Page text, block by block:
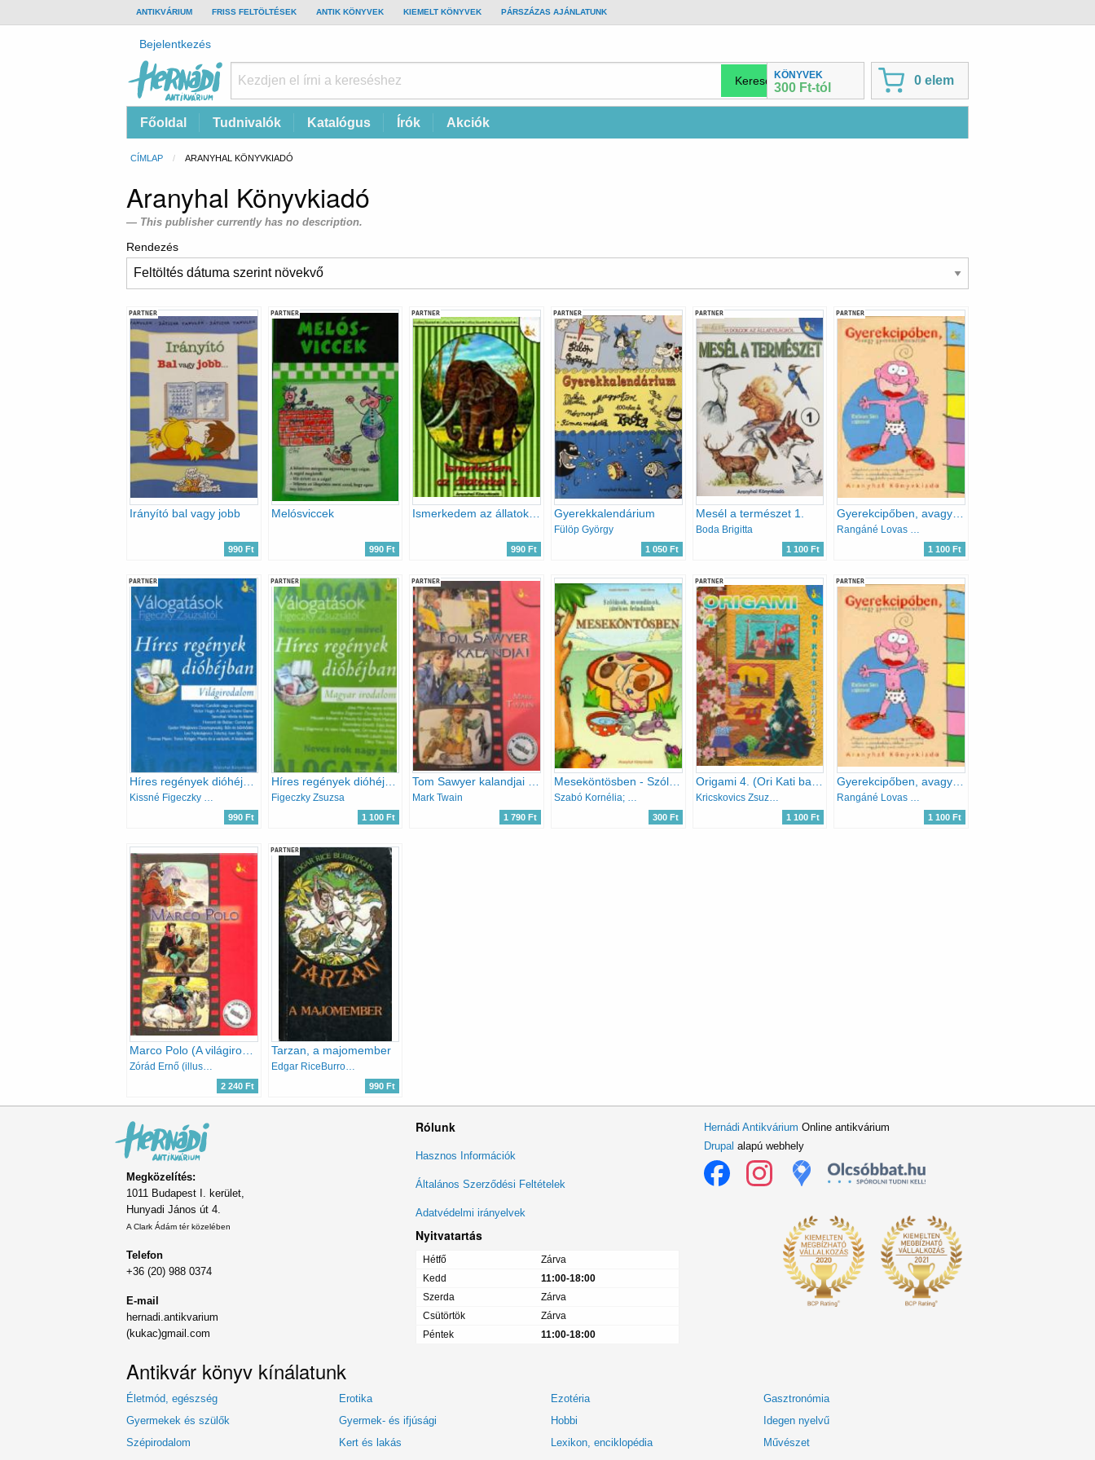
TOP
BAR
ANTIKVÁRIUM FRISS FELTÖLTÉSEK ANTIK KÖNYVEK KIEMELT KÖNYVEK PÁRSZÁZAS AJÁNLATUNK
Felhasználói
fiók
menüje
Bejelentkezés
Antikvárium
Online
KÖNYVEK
300 Ft-tól
0 elem
Fő
navigáció
Főoldal Tudnivalók Katalógus Írók Akciók
Morzsa
CÍMLAP CURRENT:
ARANYHAL KÖNYVKIADÓ
Aranyhal Könyvkiadó
This publisher currently has no description.
Rendezés
PARTNER
Irányító bal vagy jobb
990 Ft
PARTNER
Melósviccek
990 Ft
PARTNER
990 Ft
PARTNER
Gyerekkalendárium
Fülöp György
1 050 Ft
PARTNER
Mesél a természet 1.
Boda Brigitta
1 100 Ft
PARTNER
1 100 Ft
PARTNER
Kissné Figeczky Zsuzsanna
990 Ft
PARTNER
Híres regények dióhéjban Magyar irodalom Válogatások Neves írók nagy művei
Figeczky Zsuzsa
1 100 Ft
PARTNER
Mark Twain
1 790 Ft
Meseköntösben - Szólások, mondások, játékos feladatok
Szabó Kornélia; Gaál Alma
300 Ft
PARTNER
Kricskovics Zsuzsnna
1 100 Ft
PARTNER
Rangáné Lovas Ágnes
1 100 Ft
2 240 Ft
PARTNER
Tarzan, a majomember
Edgar RiceBurroughs
990 Ft
Megközelítés:
1011 Budapest I. kerület,
Hunyadi János út 4.
A Clark Ádám tér közelében
Telefon
+36 (20) 988 0374
E-mail
hernadi.antikvarium
(kukac)gmail.com
Rólunk
Lábléc
menü
Hasznos Információk
Általános Szerződési Feltételek
Adatvédelmi irányelvek
Nyitvatartás
Hétfő
Zárva
Kedd
11:00-18:00
Szerda
Zárva
Csütörtök
Zárva
Péntek
11:00-18:00
Hernádi Antikvárium Online antikvárium
Drupal alapú webhely
Antikvár könyv kínálatunk
Életmód, egészség Erotika Ezotéria
Gasztronómia
Gyermekek és szülők
Gyermek- és ifjúsági Hobbi
Idegen nyelvű
Szépirodalom
Kert és lakás Lexikon, enciklopédia
Művészet